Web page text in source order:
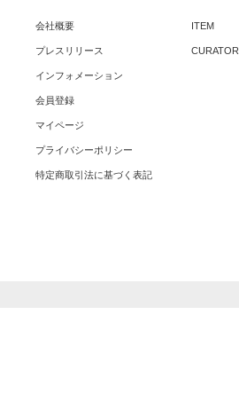
会社概要
プレスリリース
インフォメーション
会員登録
マイページ
プライバシーポリシー
特定商取引法に基づく表記
ITEM
CURATOR